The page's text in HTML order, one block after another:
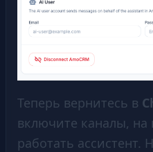
Теперь вернитесь в
включите каналы,
работать ассистент.